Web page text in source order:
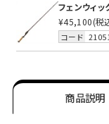
フェンウィ
¥45,100(税
コード
商品説明